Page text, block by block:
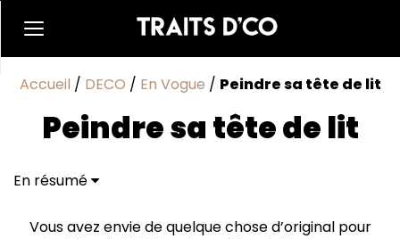
Accueil / DECO / En Vogue / Peindre sa tête de lit
Peindre sa tête de lit
En résumé
Vous avez envie de quelque chose d’original pour